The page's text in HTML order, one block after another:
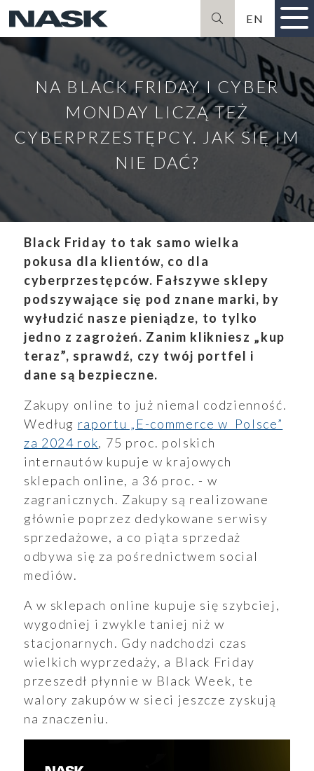
EN
NA BLACK FRIDAY I CYBER
MONDAY LICZĄ TEŻ
CYBERPRZESTĘPCY. JAK SIĘ IM
NIE DAĆ?
Black Friday to tak samo wielka
pokusa dla klientów, co dla
cyberprzestępców. Fałszywe sklepy
podszywające się pod znane marki, by
wyłudzić nasze pieniądze, to tylko
jedno z zagrożeń. Zanim klikniesz „kup
teraz”, sprawdź, czy twój portfel i
dane są bezpieczne.
Zakupy online to już niemal codzienność.
Według raportu „E-commerce w Polsce”
za 2024 rok, 75 proc. polskich
internautów kupuje w krajowych
sklepach online, a 36 proc. - w
zagranicznych. Zakupy są realizowane
głównie poprzez dedykowane serwisy
sprzedażowe, a co piąta sprzedaż
odbywa się za pośrednictwem social
mediów.
A w sklepach online kupuje się szybciej,
wygodniej i zwykle taniej niż w
stacjonarnych. Gdy nadchodzi czas
wielkich wyprzedaży, a Black Friday
przeszedł płynnie w Black Week, te
walory zakupów w sieci jeszcze zyskują
na znaczeniu.